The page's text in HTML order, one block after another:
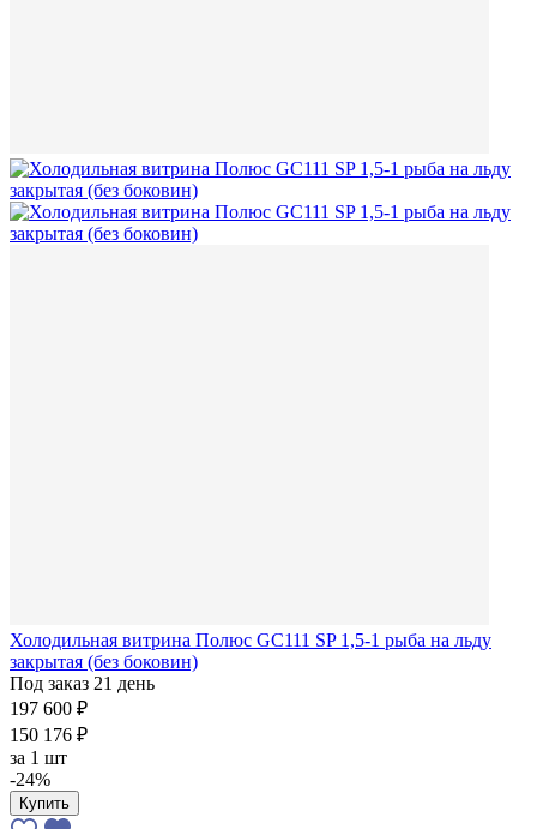
Холодильная витрина Полюс GC111 SP 1,5-1 рыба на льду
закрытая (без боковин)
Под заказ 21 день
197 600 ₽
150 176 ₽
за 1 шт
-24%
Купить